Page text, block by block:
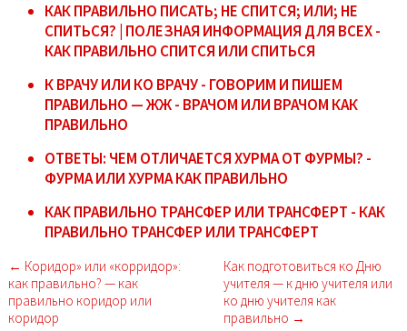
КАК ПРАВИЛЬНО ПИСАТЬ; НЕ СПИТСЯ; ИЛИ; НЕ
СПИТЬСЯ? | ПОЛЕЗНАЯ ИНФОРМАЦИЯ ДЛЯ ВСЕХ -
КАК ПРАВИЛЬНО СПИТСЯ ИЛИ СПИТЬСЯ
К ВРАЧУ ИЛИ КО ВРАЧУ - ГОВОРИМ И ПИШЕМ
ПРАВИЛЬНО — ЖЖ - ВРАЧОМ ИЛИ ВРАЧОМ КАК
ПРАВИЛЬНО
ОТВЕТЫ: ЧЕМ ОТЛИЧАЕТСЯ ХУРМА ОТ ФУРМЫ? -
ФУРМА ИЛИ ХУРМА КАК ПРАВИЛЬНО
КАК ПРАВИЛЬНО ТРАНСФЕР ИЛИ ТРАНСФЕРТ - КАК
ПРАВИЛЬНО ТРАНСФЕР ИЛИ ТРАНСФЕРТ
← Коридор» или «корридор»:
как правильно? — как
правильно коридор или
коридор
Как подготовиться ко Дню
учителя — к дню учителя или
ко дню учителя как
правильно →